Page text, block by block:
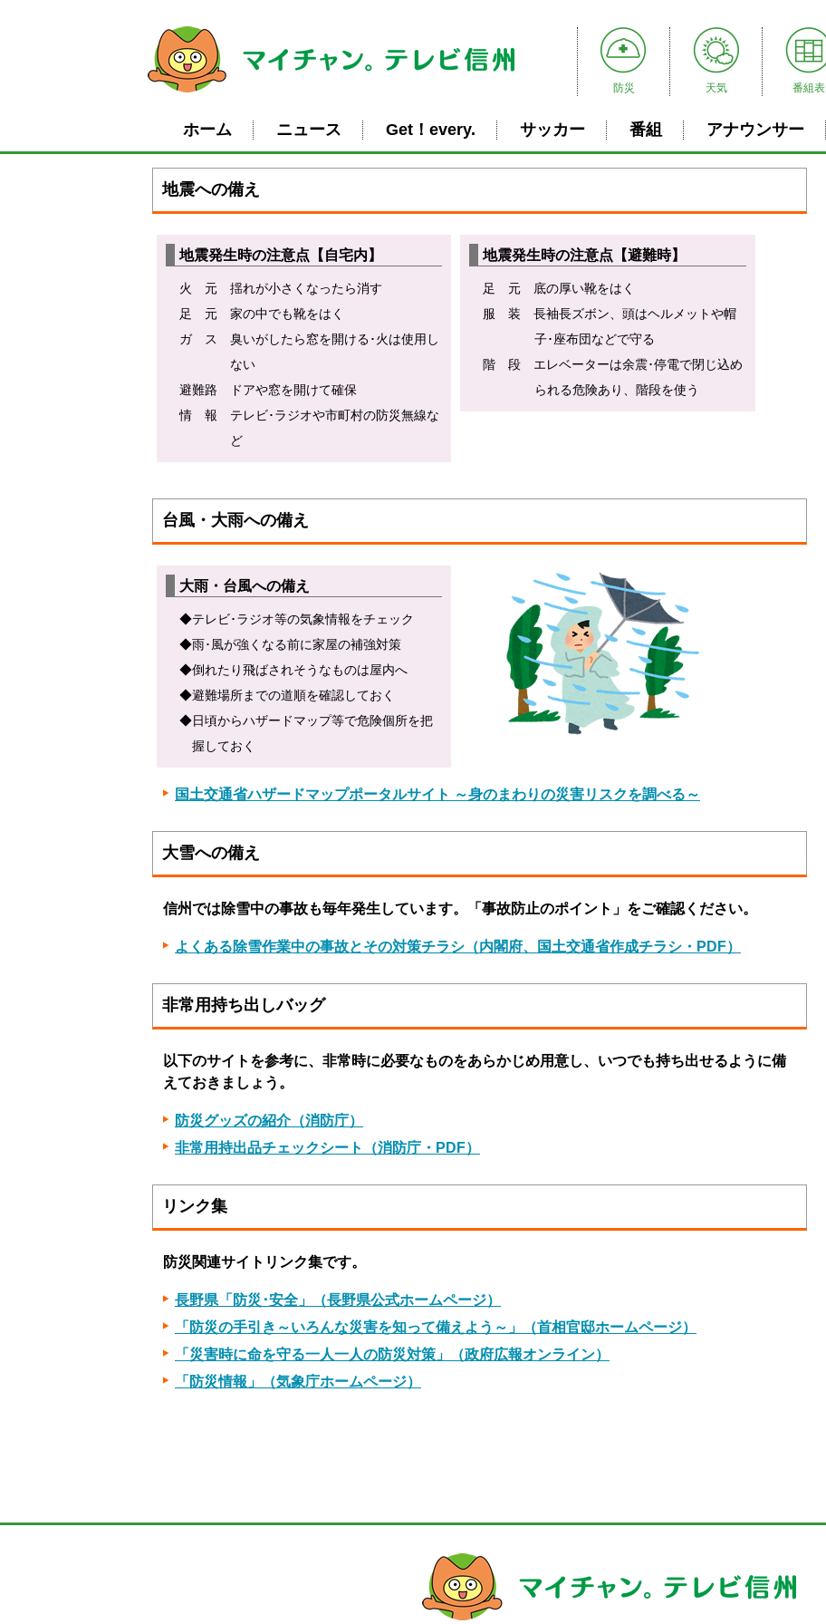
防災 天気 番組表
ホーム ニュース Get！every. サッカー 番組 アナウンサー
地震への備え
地震発生時の注意点【自宅内】
火 元 揺れが小さくなったら消す
足 元 家の中でも靴をはく
ガ ス 臭いがしたら窓を開ける･火は使用し
ない
避難路 ドアや窓を開けて確保
情 報 テレビ･ラジオや市町村の防災無線な
ど
地震発生時の注意点【避難時】
足 元 底の厚い靴をはく
服 装 長袖長ズボン、頭はヘルメットや帽
子･座布団などで守る
階 段 エレベーターは余震･停電で閉じ込め
られる危険あり、階段を使う
台風・大雨への備え
大雨・台風への備え
◆テレビ･ラジオ等の気象情報をチェック
◆雨･風が強くなる前に家屋の補強対策
◆倒れたり飛ばされそうなものは屋内へ
◆避難場所までの道順を確認しておく
◆日頃からハザードマップ等で危険個所を把
握しておく
国土交通省ハザードマップポータルサイト ～身のまわりの災害リスクを調べる～
大雪への備え
信州では除雪中の事故も毎年発生しています。「事故防止のポイント」をご確認ください。
よくある除雪作業中の事故とその対策チラシ（内閣府、国土交通省作成チラシ・PDF）
非常用持ち出しバッグ
以下のサイトを参考に、非常時に必要なものをあらかじめ用意し、いつでも持ち出せるように備
えておきましょう。
防災グッズの紹介（消防庁）
非常用持出品チェックシート（消防庁・PDF）
リンク集
防災関連サイトリンク集です。
長野県「防災･安全」（長野県公式ホームページ）
「防災の手引き～いろんな災害を知って備えよう～」（首相官邸ホームページ）
「災害時に命を守る一人一人の防災対策」（政府広報オンライン）
「防災情報」（気象庁ホームページ）